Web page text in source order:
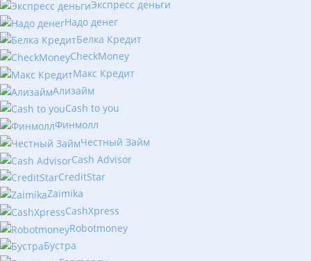
Экспресс деньги
Надо денег
Белка Кредит
CheckMoney
Макс Кредит
Ализайм
Сash to you
Финмолл
Честный Займ
Cash Advisor
CreditStar
Zaimika
CashXpress
Robotmoney
Бустра